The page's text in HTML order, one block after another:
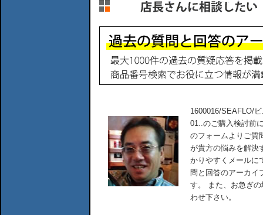
1600016/SEAFLO/
01..のご購入検討前
のフォームよりご質
が貴方の悩みを解決
かりやすくメールに
問と回答のアーカイ
す。 また、お急ぎ
わせ下さい。